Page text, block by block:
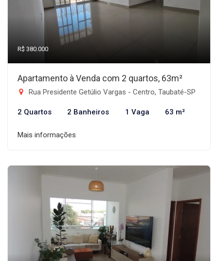
R$ 380.000
Apartamento à Venda com 2 quartos, 63m²
Rua Presidente Getúlio Vargas - Centro, Taubaté-SP
2 Quartos 2 Banheiros 1 Vaga 63 m²
Mais informações